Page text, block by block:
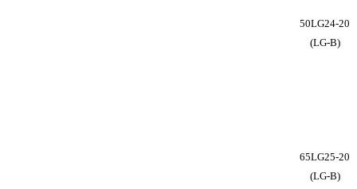
50LG24-20
(LG-B)
65LG25-20
(LG-B)